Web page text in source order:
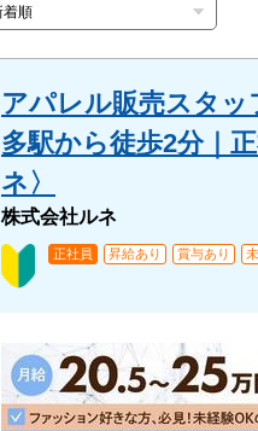
アパレル販売スタ
多駅から徒歩2分｜
ネ〉
株式会社ルネ
正社員 昇給あり 賞与あり